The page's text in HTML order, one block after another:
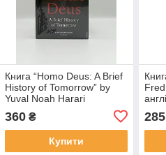
Книга “Homo Deus: A Brief
History of Tomorrow” by
Yuval Noah Harari
360₴
Купити
285